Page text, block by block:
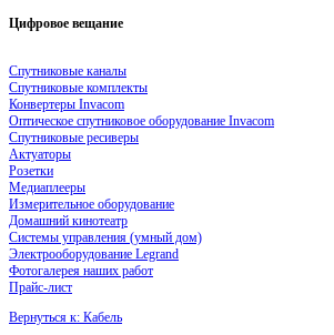
Цифровое вещание
Спутниковые каналы
Спутниковые комплекты
Конвертеры Invacom
Оптическое спутниковое оборудование Invacom
Спутниковые ресиверы
Актуаторы
Розетки
Медиаплееры
Измерительное оборудование
Домашний кинотеатр
Системы управления (умный дом)
Электрооборудование Legrand
Фотогалерея наших работ
Прайс-лист
Вернуться к: Кабель